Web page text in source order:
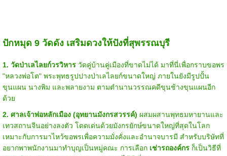
ปักหมุด 9 วัดดัง เสริมดวงให้ปังที่สุพรรณบุรี
1. วัดป่าเลไลยก์วรวิหารวัดคู่บ้านคู่เมืองที่ขาดไม่ได้ มาที่นี่เพื่อกราบขอพร
"หลวงพ่อโต" พระพุทธรูปปางป่าเลไลยก์ขนาดใหญ่ ภายในยังมีรูปปั้น
ขุนแผน นางพิม และพลายงาม ตามตำนานวรรณคดีขุนช้างขุนแผนอีก
ด้วย
2. ศาลเจ้าพ่อหลักเมือง (อุทยานมังกรสวรรค์) ผสมผสานพุทธมหายานและ
เทวสถานจีนอย่างลงตัว โดดเด่นด้วยมังกรยักษ์ขนาดใหญ่ที่สุดในโลก
เหมาะกับการมาไหว้ขอพรเพื่อความมั่งคั่งและอำนาจบารมี สำหรับบริษัทที่
อยากพาพนักงานมาทำบุญเป็นหมู่คณะ การเลือก เช่ารถองค์กรก็เป็นวิธีที่